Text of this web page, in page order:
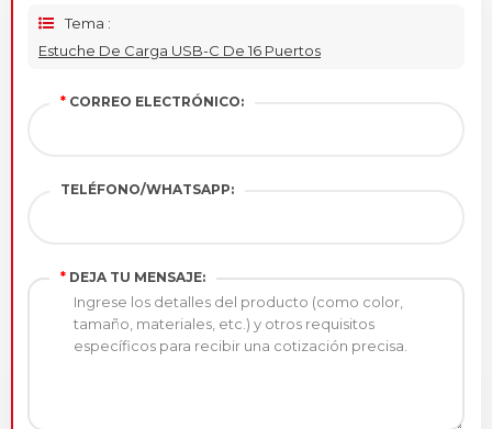
Tema :
Estuche De Carga USB-C De 16 Puertos
* CORREO ELECTRÓNICO:
TELÉFONO/WHATSAPP:
* DEJA TU MENSAJE: